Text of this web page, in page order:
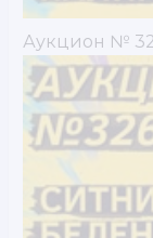
Аукцион №